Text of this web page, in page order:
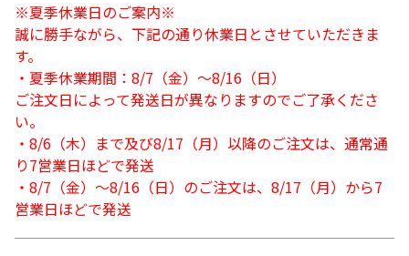
※夏季休業日のご案内※
誠に勝手ながら、下記の通り休業日とさせていただきま
す。
・夏季休業期間：8/7（金）～8/16（日）
ご注文日によって発送日が異なりますのでご了承くださ
い。
・8/6（木）まで及び8/17（月）以降のご注文は、通常通
り7営業日ほどで発送
・8/7（金）～8/16（日）のご注文は、8/17（月）から7
営業日ほどで発送